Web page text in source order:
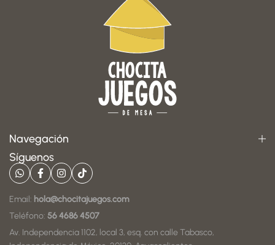
Navegación
Síguenos
Email: hola@chocitajuegos.com
Teléfono: 56 4686 4507
Av. Independencia 1102, local 3, esq. con calle Tabasco,